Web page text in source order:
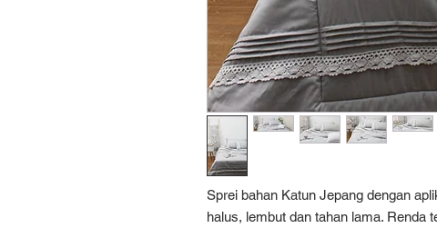
Sprei bahan Katun Jepang dengan
halus, lembut dan tahan lama. Renda